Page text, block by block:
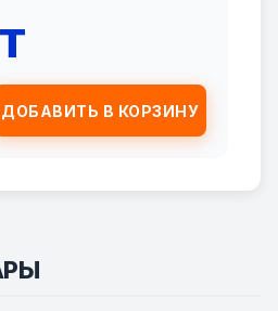
ДОБАВИТЬ В КОРЗИНУ